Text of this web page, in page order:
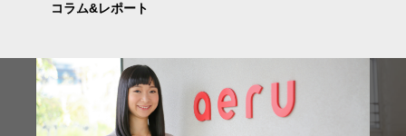
コラム&レポート